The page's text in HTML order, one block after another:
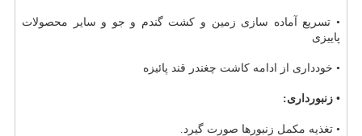
• تسریع آماده سازی زمین و كشت گندم و جو و سایر محصولات
پاییزی
• خودداری از ادامه كاشت چغندر قند پائیزه
• زنبورداری:
• تغذیه مكمل زنبورها صورت گیرد.